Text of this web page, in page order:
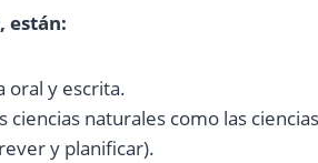
están:
oral y escrita.
naturales como las
y planificar).